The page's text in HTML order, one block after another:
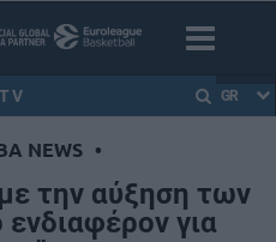
TV GR
NEWS •
την αύξηση των
για